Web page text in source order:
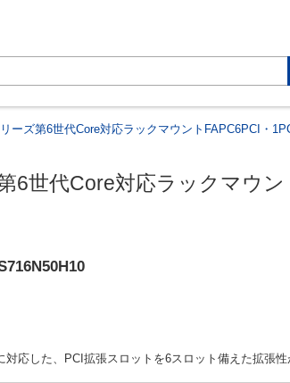
ーズ第6世代Core対応ラックマウントFAPC6PCI・
6世代Core対応ラックマウ
応した、PCI拡張スロットを6スロット備えた拡張